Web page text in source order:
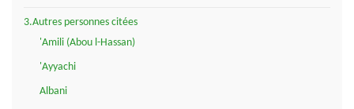
3.Autres personnes citées
'Amili (Abou l-Hassan)
'Ayyachi
Albani